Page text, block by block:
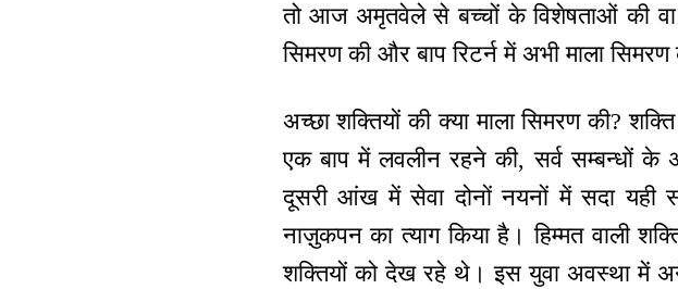
तो आज अमृतवेले से बच्चों के विशेषताओं की वा
सिमरण की और बाप रिटर्न में अभी माला
अच्छा शक्तियों की क्या माला सिमरण की?
एक बाप में लवलीन रहने की, सर्व
दूसरी आंख में सेवा दोनों नयनों में सदा यही
नाज़ुकपन का त्याग किया है। हिम्मत वाली
शक्तियों को देख रहे थे। इस युवा अवस्था में